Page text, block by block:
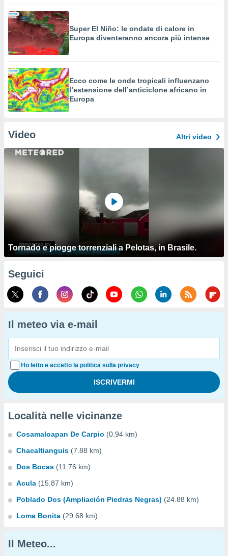
Super El Niño: le ondate di calore in
Europa diventeranno ancora più intense
Ecco come le onde tropicali influenzano
l’estensione dell’anticiclone africano in
Europa
Video Altri video
Tornado e piogge torrenziali a Pelotas, in Brasile.
Seguici
Il meteo via e-mail
Ho letto e accetto la politica sulla privacy
Località nelle vicinanze
Cosamaloapan De Carpio (0.94 km)
Chacaltianguis (7.88 km)
Dos Bocas (11.76 km)
Acula (15.87 km)
Poblado Dos (Ampliación Piedras Negras) (24.88 km)
Loma Bonita (29.68 km)
Il Meteo...